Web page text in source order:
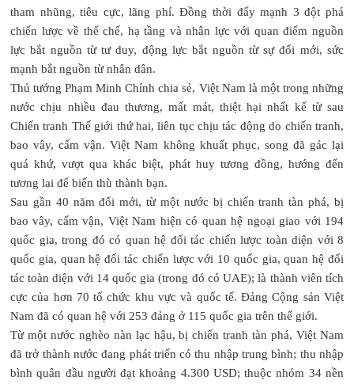
tham nhũng, tiêu cực, lãng phí. Đồng thời đẩy mạnh 3 đột phá
chiến lược về thể chế, hạ tầng và nhân lực với quan điểm nguồn
lực bắt nguồn từ tư duy, động lực bắt nguồn từ sự đổi mới, sức
mạnh bắt nguồn từ nhân dân.
Thủ tướng Phạm Minh Chính chia sẻ, Việt Nam là một trong những
nước chịu nhiều đau thương, mất mát, thiệt hại nhất kể từ sau
Chiến tranh Thế giới thứ hai, liên tục chịu tác động do chiến tranh,
bao vây, cấm vận. Việt Nam không khuất phục, song đã gác lại
quá khứ, vượt qua khác biệt, phát huy tương đồng, hướng đến
tương lai để biến thù thành bạn.
Sau gần 40 năm đổi mới, từ một nước bị chiến tranh tàn phá, bị
bao vây, cấm vận, Việt Nam hiện có quan hệ ngoại giao với 194
quốc gia, trong đó có quan hệ đối tác chiến lược toàn diện với 8
quốc gia, quan hệ đối tác chiến lược với 10 quốc gia, quan hệ đối
tác toàn diện với 14 quốc gia (trong đó có UAE); là thành viên tích
cực của hơn 70 tổ chức khu vực và quốc tế. Đảng Cộng sản Việt
Nam đã có quan hệ với 253 đảng ở 115 quốc gia trên thế giới.
Từ một nước nghèo nàn lạc hậu, bị chiến tranh tàn phá, Việt Nam
đã trở thành nước đang phát triển có thu nhập trung bình; thu nhập
bình quân đầu người đạt khoảng 4.300 USD; thuộc nhóm 34 nền